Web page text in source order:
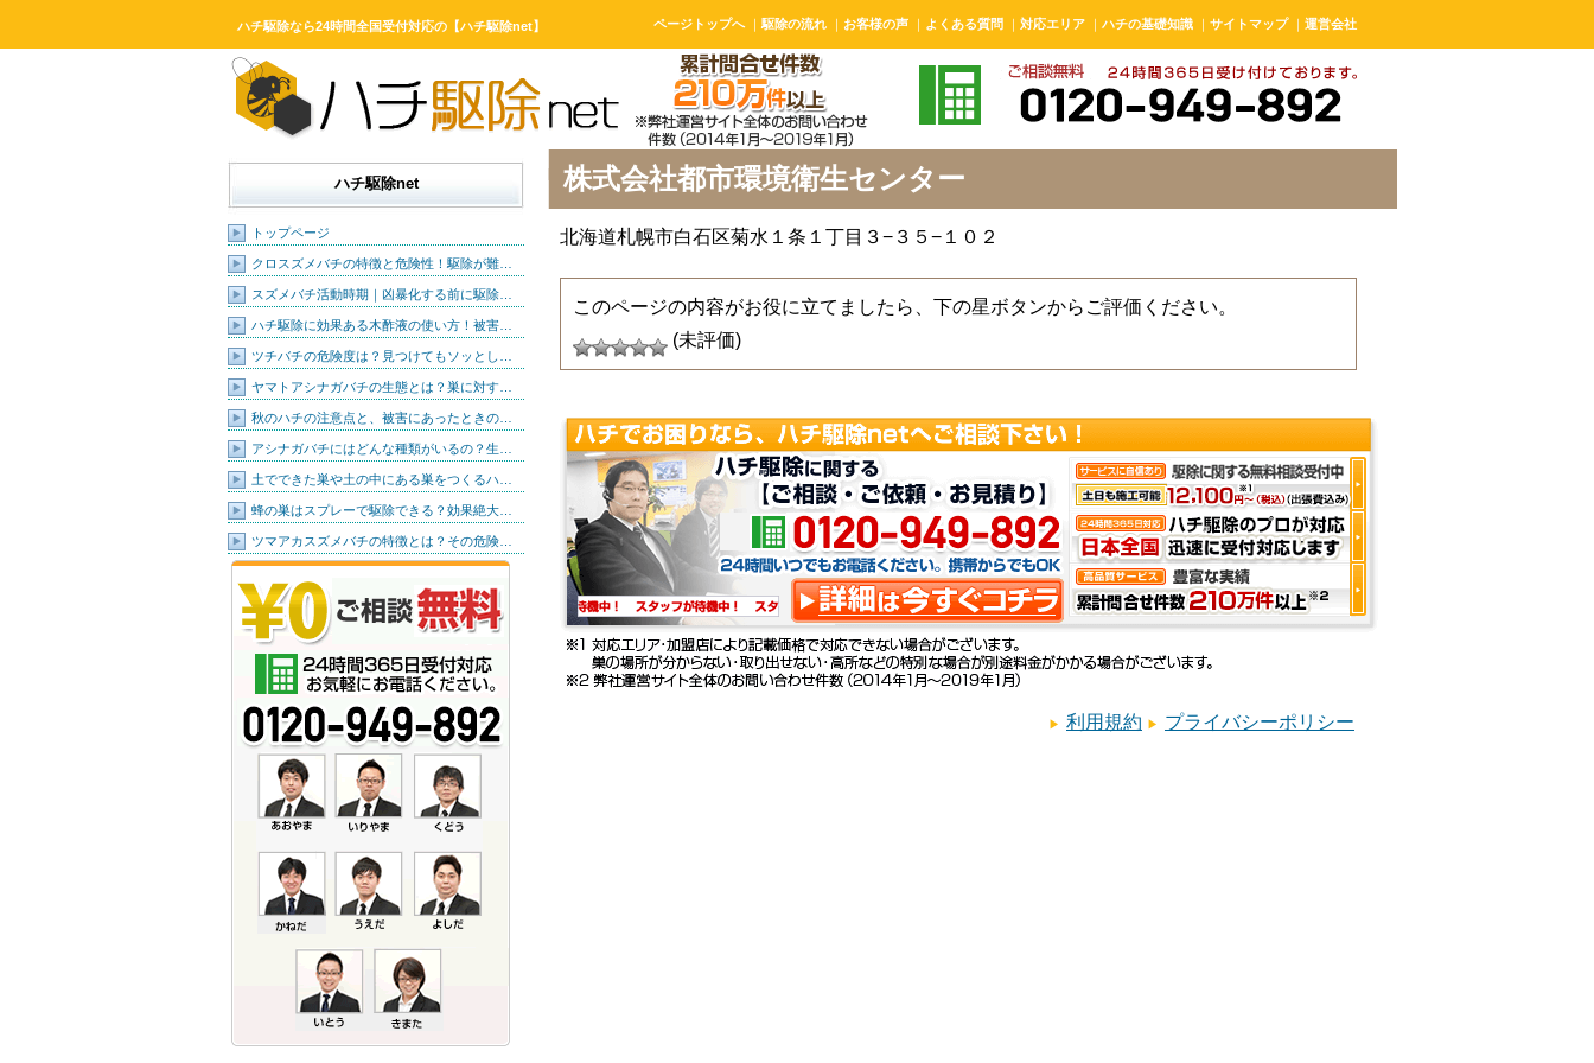
ハチ駆除なら24時間全国受付対応の【ハチ駆除net】 ページトップへ ｜ 駆除の流れ ｜ お客様の声 ｜ よくある質問 ｜ 対応エリア ｜ ハチの基礎知識 ｜ サイトマップ ｜ 運営会社
ハチ駆除net
トップページ
クロスズメバチの特徴と危険性！駆除が難…
スズメバチ活動時期｜凶暴化する前に駆除…
ハチ駆除に効果ある木酢液の使い方！被害…
ツチバチの危険度は？見つけてもソッとし…
ヤマトアシナガバチの生態とは？巣に対す…
秋のハチの注意点と、被害にあったときの…
アシナガバチにはどんな種類がいるの？生…
土でできた巣や土の中にある巣をつくるハ…
蜂の巣はスプレーで駆除できる？効果絶大…
ツマアカスズメバチの特徴とは？その危険…
株式会社都市環境衛生センター
北海道札幌市白石区菊水１条１丁目３−３５−１０２
このページの内容がお役に立てましたら、下の星ボタンからご評価ください。
(未評価)
利用規約 プライバシーポリシー